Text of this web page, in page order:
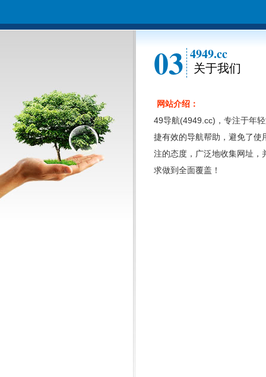
03 4949.cc
关于我们
网站介绍：
49导航(4949.cc)，专注于年
捷有效的导航帮助，避免了使
注的态度，广泛地收集网址，
求做到全面覆盖！